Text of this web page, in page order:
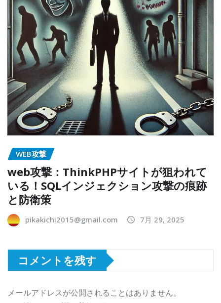
WEB攻撃
web攻撃：ThinkPHPサイトが狙われて
いる！SQLインジェクション攻撃の痕跡
と防衛策
pikakichi2015@gmail.com 7月 29, 2025
コメントを残す
メールアドレスが公開されることはありません。